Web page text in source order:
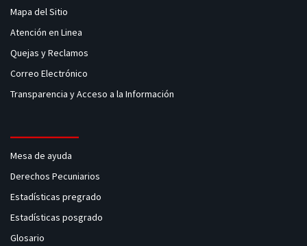
Mapa del Sitio
Atención en Linea
Quejas y Reclamos
Correo Electrónico
Transparencia y Acceso a la Información
Mesa de ayuda
Derechos Pecuniarios
Estadísticas pregrado
Estadísticas posgrado
Glosario